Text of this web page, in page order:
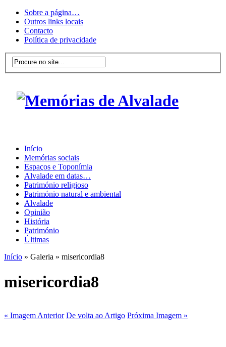
Sobre a página…
Outros links locais
Contacto
Política de privacidade
Início
Memórias sociais
Espaços e Toponímia
Alvalade em datas…
Património religioso
Património natural e ambiental
Alvalade
Opinião
História
Património
Últimas
Início » Galeria » misericordia8
misericordia8
« Imagem Anterior De volta ao Artigo Próxima Imagem »